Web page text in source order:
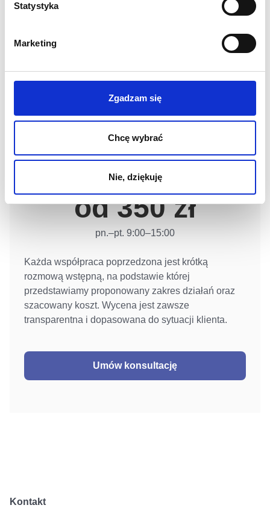
Statystyka
Marketing
Zgadzam się
Chcę wybrać
Nie, dziękuję
Ile kosztuje doradztwo
podatkowe w Oleśnicy?
Stawki za doradztwo podatkowe ustalamy
indywidualnie w zależności od stopnia
złożoności i zakresu analiz. Przy połączeniu
doradztwa z usługami księgowymi lub
prawnymi przygotowujemy wspólną wycenę
Doradztwo podatkowe
od 350 zł
pn.–pt. 9:00–15:00
Każda współpraca poprzedzona jest krótką
rozmową wstępną, na podstawie której
przedstawiamy proponowany zakres działań oraz
szacowany koszt. Wycena jest zawsze
transparentna i dopasowana do sytuacji klienta.
Umów konsultację
Kontakt